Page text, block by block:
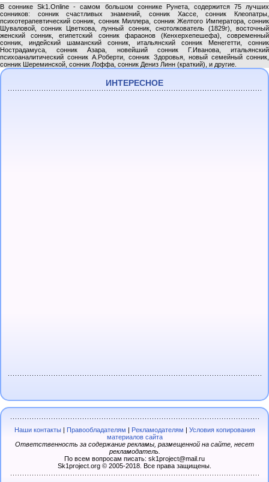
В соннике Sk1.Online - самом большом соннике Рунета, содержится 75 лучших
сонников: сонник счастливых знамений, сонник Хассе, сонник Клеопатры,
психотерапевтический сонник, сонник Миллера, сонник Желтого Императора, сонник
Шуваловой, сонник Цветкова, лунный сонник, снотолкователь (1829г), восточный
женский сонник, египетский сонник фараонов (Кенхерхепешефа), современный
сонник, индейский шаманский сонник, итальянский сонник Менегетти, сонник
Нострадамуса, сонник Азара, новейший сонник Г.Иванова, итальянский
психоаналитический сонник А.Роберти, сонник Здоровья, новый семейный сонник,
сонник Шереминской, сонник Лоффа, сонник Дениз Линн (краткий), и другие.
ИНТЕРЕСНОЕ
Наши контакты| Правообладателям Рекламодателям
Условия копирования
материалов сайта
Ответственность за содержание рекламы, размещенной на сайте, несет
рекламодатель.
По всем вопросам писать: sk1project@mail.ru
Sk1project.org © 2005-2018. Все права защищены.